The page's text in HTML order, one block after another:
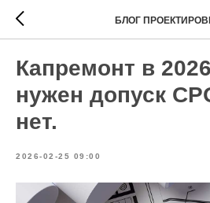
БЛОГ
Капремонт в
нужен допуск
нет.
2026-02-25 09:00